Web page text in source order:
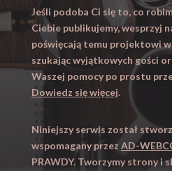
Jeśli podoba Ci się to, co
Ciebie publikujemy, wesprzyj
poświęcają temu projektowi
szukając wyjątkowych gości
Waszej pomocy po prostu
Dowiedz się więcej.
Niniejszy serwis został
wspomagany przez AD-
PRAWDY. Tworzymy strony i